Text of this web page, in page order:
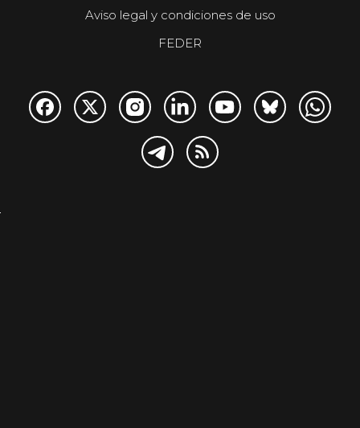
Aviso legal y condiciones de uso
FEDER